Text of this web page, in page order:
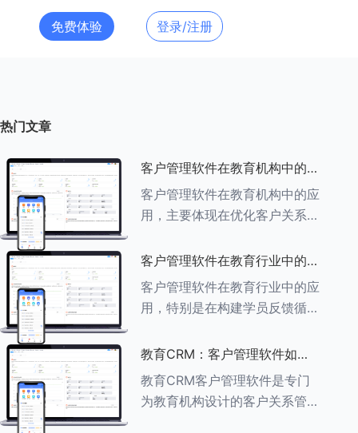
免费体验 登录/注册
热门文章
客户管理软件在教育机构中的应
用探索
客户管理软件在教育机构中的应
用，主要体现在优化客户关系管
作效率及促进业务增长等多个方
面。以下是对客户管理软件在教
育机构中应用的具体探索：
###一、
客户管理软件在教育行业中的学
员反馈循环机制
客户管理软件在教育行业中的应
用，特别是在构建学员反馈循环
用。以下是对客户管理软件在教
育行业中学员反馈循环机制的详
细分析： ###一、学员反馈循
环机制
教育CRM：客户管理软件如何
助力教育机构实现可持续发展
教育CRM客户管理软件是专门
为教育机构设计的客户关系管理